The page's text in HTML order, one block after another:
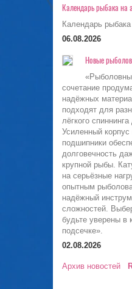
Календарь рыбака на
Календарь рыбака
06.08.2026
Новые
сочетание
надёжных
подходят для
лёгкого
Усиленный корпус
подшипники
долговечность
крупной рыбы.
на серьёзные
опытным
надёжный
сложностей.
будьте уверены в
подсечке».
02.08.2026
Архив новостей